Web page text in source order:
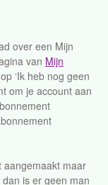
over een Mijn
van Mijn
‘Ik heb nog geen
om je account aan
aangemaakt maar
is er geen man